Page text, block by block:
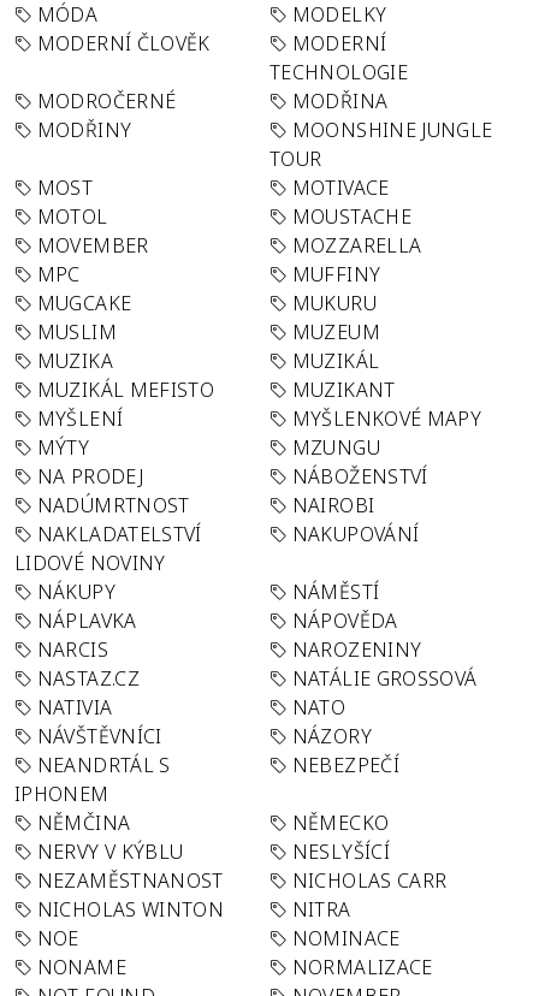
MÓDA
MODELKY
MODERNÍ ČLOVĚK
MODERNÍ
TECHNOLOGIE
MODROČERNÉ
MODŘINA
MODŘINY
MOONSHINE JUNGLE
TOUR
MOST
MOTIVACE
MOTOL
MOUSTACHE
MOVEMBER
MOZZARELLA
MPC
MUFFINY
MUGCAKE
MUKURU
MUSLIM
MUZEUM
MUZIKA
MUZIKÁL
MUZIKÁL MEFISTO
MUZIKANT
MYŠLENÍ
MYŠLENKOVÉ MAPY
MÝTY
MZUNGU
NA PRODEJ
NÁBOŽENSTVÍ
NADÚMRTNOST
NAIROBI
NAKLADATELSTVÍ
LIDOVÉ NOVINY
NAKUPOVÁNÍ
NÁKUPY
NÁMĚSTÍ
NÁPLAVKA
NÁPOVĚDA
NARCIS
NAROZENINY
NASTAZ.CZ
NATÁLIE GROSSOVÁ
NATIVIA
NATO
NÁVŠTĚVNÍCI
NÁZORY
NEANDRTÁL S
IPHONEM
NEBEZPEČÍ
NĚMČINA
NĚMECKO
NERVY V KÝBLU
NESLYŠÍCÍ
NEZAMĚSTNANOST
NICHOLAS CARR
NICHOLAS WINTON
NITRA
NOE
NOMINACE
NONAME
NORMALIZACE